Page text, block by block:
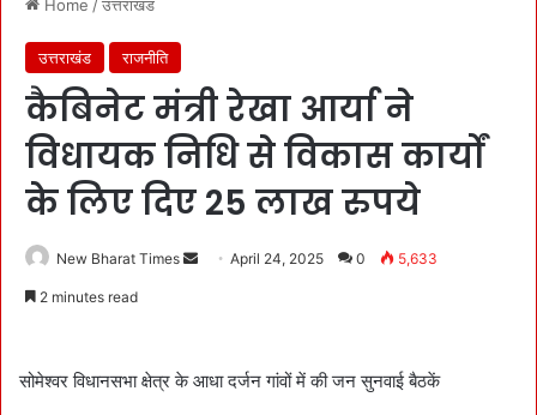
Home /उत्तराखंड
उत्तराखंड राजनीति
कैबिनेट मंत्री रेखा आर्या ने
विधायक निधि से विकास कार्यों
के लिए दिए 25 लाख रुपये
New Bharat Times
a
April 24, 2025 0 5,633
2 minutes read
सोमेश्वर विधानसभा क्षेत्र के आधा दर्जन गांवों में की जन सुनवाई बैठकें